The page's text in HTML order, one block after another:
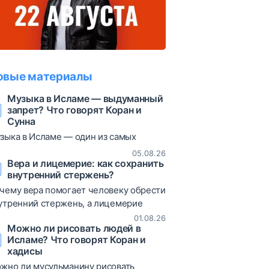
материалы
Музыка в Исламе — выдуманный
запрет? Что говорят Коран и
Сунна
в Исламе — один из самых
коранические аяты, хадисы
богословские мнения,
объективно взглянуть на
вопрос.
05.08.26
Вера и лицемерие: как сохранить
внутренний стержень?
вера помогает человеку обрести
стержень, а лицемерие
к постоянным сомнениям и
В статье рассматриваются
Корана, хадисы и богословские
о природе лицемерия,
01.08.26
Можно ли рисовать людей в
Исламе? Что говорят Коран и
хадисы
ли мусульманину рисовать